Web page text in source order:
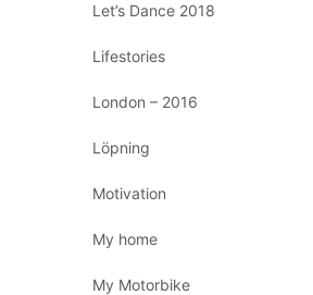
Let’s Dance 2018
Lifestories
London – 2016
Löpning
Motivation
My home
My Motorbike